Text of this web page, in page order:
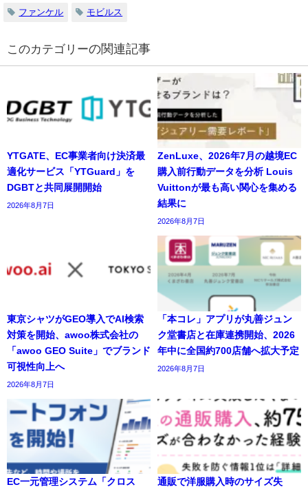
ファンケル モビルス
の関連記事
YTGATE、EC事業者向け決済最
適化サービス「YTGuard」を
DGBTと共同展開開始
2026年8月7日
ZenLuxe、2026年7月の越境EC
購入前行動データを分析 Louis
Vuittonが最も高い関心を集める
結果に
2026年8月7日
東京シャツがGEO導入でAI検索
対策を開始、awoo株式会社の
「awoo GEO Suite」でブランド
可視性向上へ
2026年8月7日
「本コレ」アプリが丸善ジュン
ク堂書店と在庫連携開始、2026
年中に全国約700店舗へ拡大予定
2026年8月7日
EC一元管理システム「クロス
通販で洋服購入時のサイズ失